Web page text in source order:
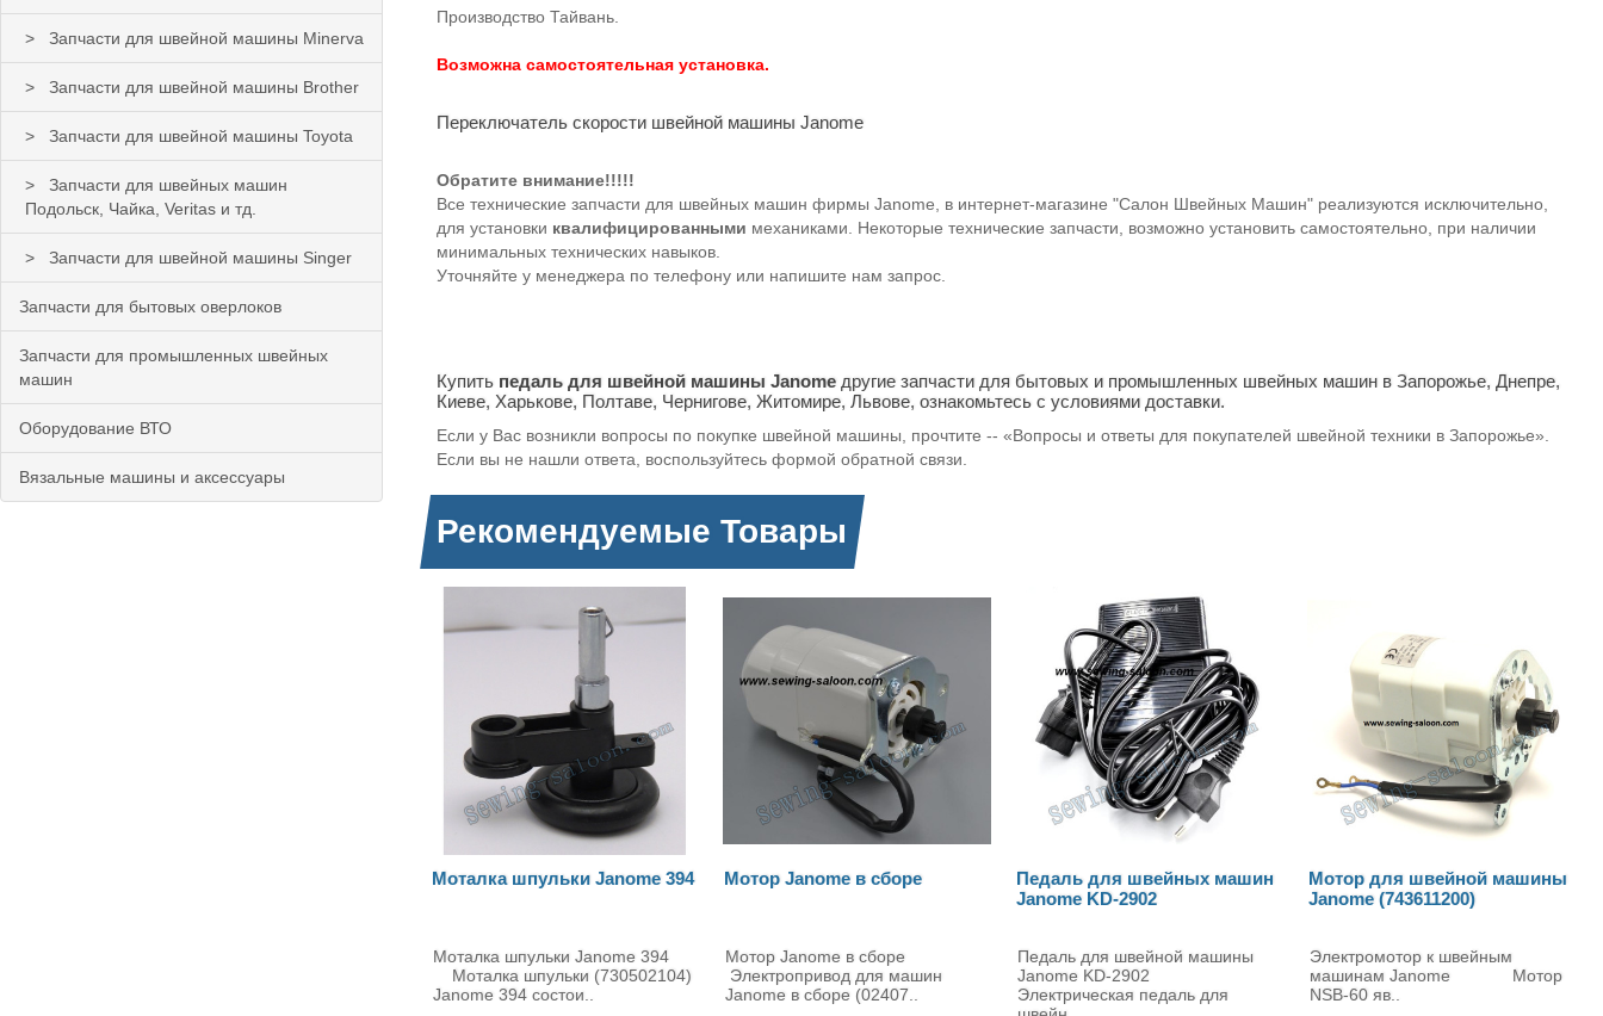
Запчасти для швейной машины Minerva
Запчасти для швейной машины Brother
Запчасти для швейной машины Toyota
Запчасти для швейных машин
Подольск, Чайка, Veritas и тд.
Запчасти для швейной машины Singer
Запчасти для бытовых оверлоков
Запчасти для промышленных швейных
машин
Оборудование ВТО
Вязальные машины и аксессуары
Производство Тайвань.
Возможна самостоятельная установка.
Переключатель скорости швейной машины Janome
Обратите внимание!!!!!
Все технические запчасти для швейных машин фирмы Janome, в интернет-магазине "Салон Швейных Машин" реализуются исключительно,
для установки квалифицированными механиками. Некоторые технические запчасти, возможно установить самостоятельно, при наличии
минимальных технических навыков.
Уточняйте у менеджера по телефону или напишите нам запрос.
Купить педаль для швейной машины Janome другие запчасти для бытовых и промышленных швейных машин в Запорожье, Днепре,
Киеве, Харькове, Полтаве, Чернигове, Житомире, Львове, ознакомьтесь с условиями доставки.
Если у Вас возникли вопросы по покупке швейной машины, прочтите -- «Вопросы и ответы для покупателей швейной техники в Запорожье».
Если вы не нашли ответа, воспользуйтесь формой обратной связи.
Рекомендуемые Товары
Моталка шпульки Janome 394 Мотор Janome в сборе
Мотор Janome в сборе
Электропривод для машин
Janome в сборе (02407..
Педаль для швейных машин
Педаль для швейной машины
Janome KD-2902
Электрическая педаль для
Мотор для швейной машины
Janome (743611200)
Электромотор к швейным
машинам Janome Мотор
NSB-60 яв..
Педаль Janome
Педаль для швейной машины
Janome Электронная п..